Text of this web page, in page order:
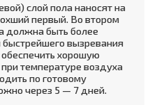
слой пола наносят на
первый. Во втором
должна быть более
вызревания
хорошую
температуре воздуха
по готовому
через 5 — 7 дней.